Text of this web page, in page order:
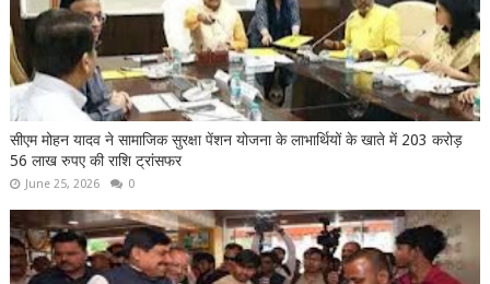
सीएम मोहन यादव ने सामाजिक सुरक्षा पेंशन योजना के लाभार्थियों के खाते में 203 करोड़
56 लाख रुपए की राशि ट्रांसफर
June 25, 2026 0